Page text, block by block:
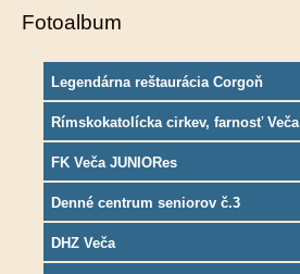
Fotoalbum
Legendárna reštaurácia Corgoň
Rímskokatolícka cirkev, farnosť Veča
FK Veča JUNIORes
Denné centrum seniorov č.3
DHZ Veča